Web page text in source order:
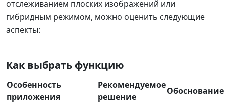
отслеживанием плоских изображений или
гибридным режимом, можно оценить следующие
аспекты:
Как выбрать функцию
Особенность
приложения
Рекомендуемое
решение
Обоснование